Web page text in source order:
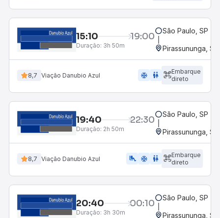
15:10 19:00
Duração: 3h 50m
São Paulo, SP -
Pirassununga,
8,7 Viação Danubio Azul ac_unit wc
Embarque
direto
19:40 22:30
Duração: 2h 50m
São Paulo, SP -
Pirassununga,
8,7 Viação Danubio Azul airline_seat_legroom_extra ac_unit WC
Embarque
direto
20:40 00:10
Duração: 3h 30m
São Paulo, SP -
Pirassununga,